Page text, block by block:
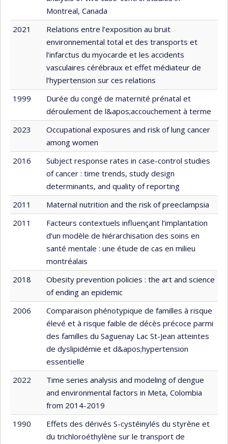
Montreal, Canada
2021
Relations entre l’exposition au bruit
environnemental total et des transports et
l’infarctus du myocarde et les accidents
vasculaires cérébraux et effet médiateur de
l’hypertension sur ces relations
1999
Durée du congé de maternité prénatal et
déroulement de l&apos;accouchement à terme
2023
Occupational exposures and risk of lung cancer
among women
2016
Subject response rates in case-control studies
of cancer : time trends, study design
determinants, and quality of reporting
2011
Maternal nutrition and the risk of preeclampsia
2011
Facteurs contextuels influençant l’implantation
d’un modèle de hiérarchisation des soins en
santé mentale : une étude de cas en milieu
montréalais
2018
Obesity prevention policies : the art and science
of ending an epidemic
2006
Comparaison phénotypique de familles à risque
élevé et à risque faible de décès précoce parmi
des familles du Saguenay Lac St-Jean atteintes
de dyslipidémie et d&apos;hypertension
essentielle
2022
Time series analysis and modeling of dengue
and environmental factors in Meta, Colombia
from 2014-2019
1990
Effets des dérivés S-cystéinylés du styrène et
du trichloroéthylène sur le transport de